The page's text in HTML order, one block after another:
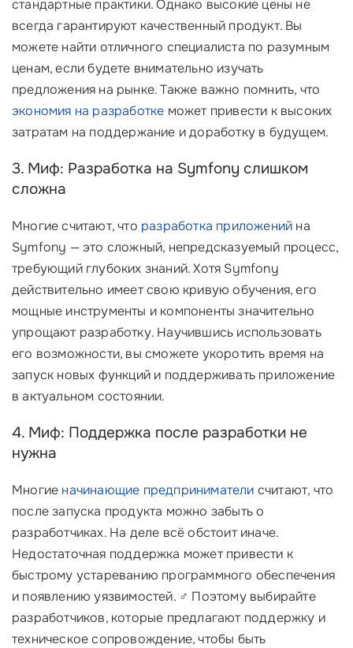
стандартные практики. Однако высокие цены не
всегда гарантируют качественный продукт. Вы
можете найти отличного специалиста по разумным
ценам, если будете внимательно изучать
предложения на рынке. Также важно помнить, что
экономия на разработке может привести к высоких
затратам на поддержание и доработку в будущем.
3. Миф: Разработка на Symfony слишком
сложна
Многие считают, что разработка приложений на
Symfony — это сложный, непредсказуемый процесс,
требующий глубоких знаний. Хотя Symfony
действительно имеет свою кривую обучения, его
мощные инструменты и компоненты значительно
упрощают разработку. Научившись использовать
его возможности, вы сможете укоротить время на
запуск новых функций и поддерживать приложение
в актуальном состоянии.
4. Миф: Поддержка после разработки не
нужна
Многие начинающие предприниматели считают, что
после запуска продукта можно забыть о
разработчиках. На деле всё обстоит иначе.
Недостаточная поддержка может привести к
быстрому устареванию программного обеспечения
и появлению уязвимостей. ‍♂️ Поэтому выбирайте
разработчиков, которые предлагают поддержку и
техническое сопровождение, чтобы быть